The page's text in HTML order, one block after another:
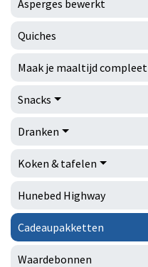
Asperges bewerkt
Quiches
Maak je maaltijd compleet
Snacks
Dranken
Koken & tafelen
Hunebed Highway
Cadeaupakketten
Waardebonnen